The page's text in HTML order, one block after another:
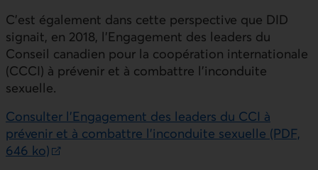
C’est également dans cette perspective que DID
signait, en 2018, l’Engagement des leaders du
Conseil canadien pour la coopération internationale
(CCCI) à prévenir et à combattre l’inconduite
sexuelle.
Consulter l’Engagement des leaders du CCI à
prévenir et à combattre l’inconduite sexuelle (PDF,
646 ko)